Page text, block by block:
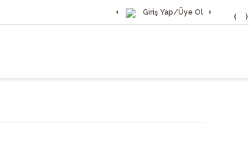
Giriş Yap/Üye Ol